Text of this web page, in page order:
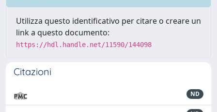
Utilizza questo identificativo per citare o creare un
link a questo documento:
https://hdl.handle.net/11590/144098
Citazioni
ND